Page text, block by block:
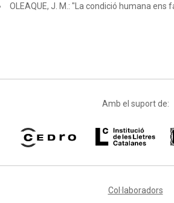
OLEAQUE, J. M.: "La condició humana ens
Amb el suport de:
Col·laboradors